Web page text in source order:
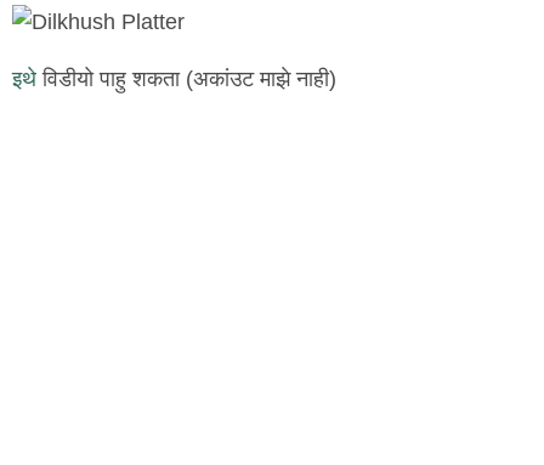
इथे विडीयो पाहु श‌क‌ता (अकांउट‌ माझे नाही)